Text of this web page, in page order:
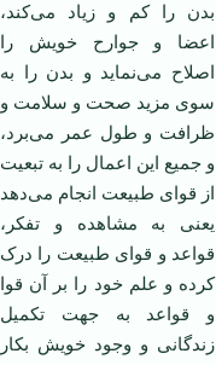
بدن را کم و زیاد می‌کند،
اعضا و جوارح خویش را
اصلاح می‌نماید و بدن را به
سوی مزید صحت و سلامت و
ظرافت و طول عمر می‌برد،
و جمیع این اعمال را به تبعیت
از قوای طبیعت انجام می‌دهد
یعنی به مشاهده و تفکر،
قواعد و قوای طبیعت را درک
کرده و علم خود را بر آن قوا
و قواعد به جهت تکمیل
زندگانی و وجود خویش بکار